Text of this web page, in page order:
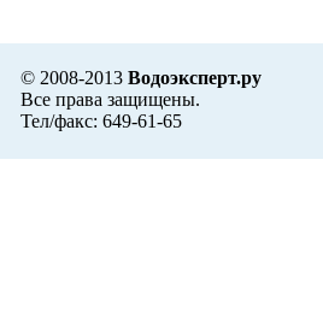
© 2008-2013 Водоэксперт.ру
Все права защищены.
Тел/факс: 649-61-65